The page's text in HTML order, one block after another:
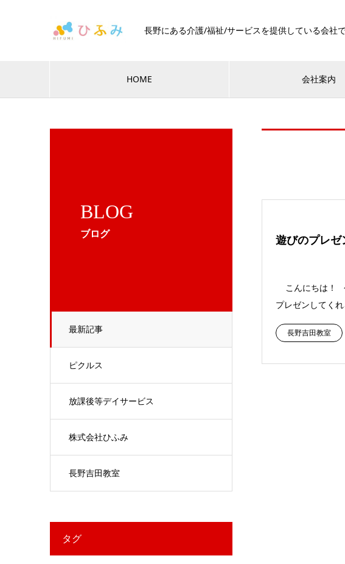
長野にある介護/福祉/サービスを提供している会社
HOME 会社案内
BLOG
ブログ
最新記事
ピクルス
放課後等デイサービス
株式会社ひふみ
長野吉田教室
遊びのプレゼ
こんにちは！
プレゼンしてく
長野吉田教室
タグ